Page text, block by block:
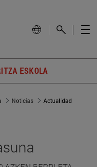
ESKOLA
Noticias Actualidad